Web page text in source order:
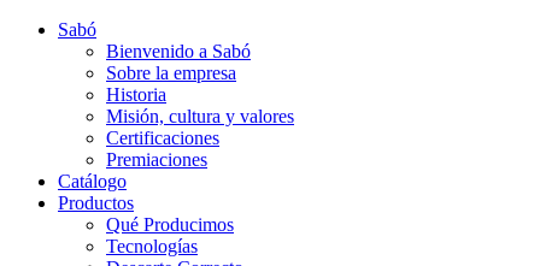
Sabó
Bienvenido a Sabó
Sobre la empresa
Historia
Misión, cultura y valores
Certificaciones
Premiaciones
Catálogo
Productos
Qué Producimos
Tecnologías